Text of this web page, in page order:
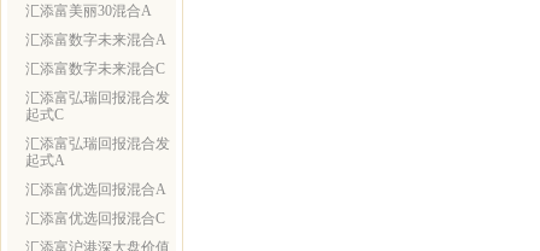
汇添富美丽30混合A
汇添富数字未来混合A
汇添富数字未来混合C
汇添富弘瑞回报混合发
起式C
汇添富弘瑞回报混合发
起式A
汇添富优选回报混合A
汇添富优选回报混合C
汇添富沪港深大盘价值